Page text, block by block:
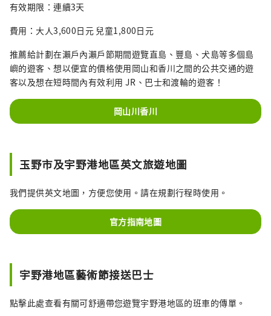
有效期限：連續3天
費用：大人3,600日元 兒童1,800日元
推薦給計劃在瀨戶內瀨戶節期間遊覽直島、豐島、犬島等多個島
嶼的遊客、想以便宜的價格使用岡山和香川之間的公共交通的遊
客以及想在短時間內有效利用 JR、巴士和渡輪的遊客！
岡山川香川
玉野市及宇野港地區英文旅遊地圖
我們提供英文地圖，方便您使用。請在規劃行程時使用。
官方指南地圖
宇野港地區藝術節接送巴士
點擊此處查看有關可舒適帶您遊覽宇野港地區的班車的傳單。